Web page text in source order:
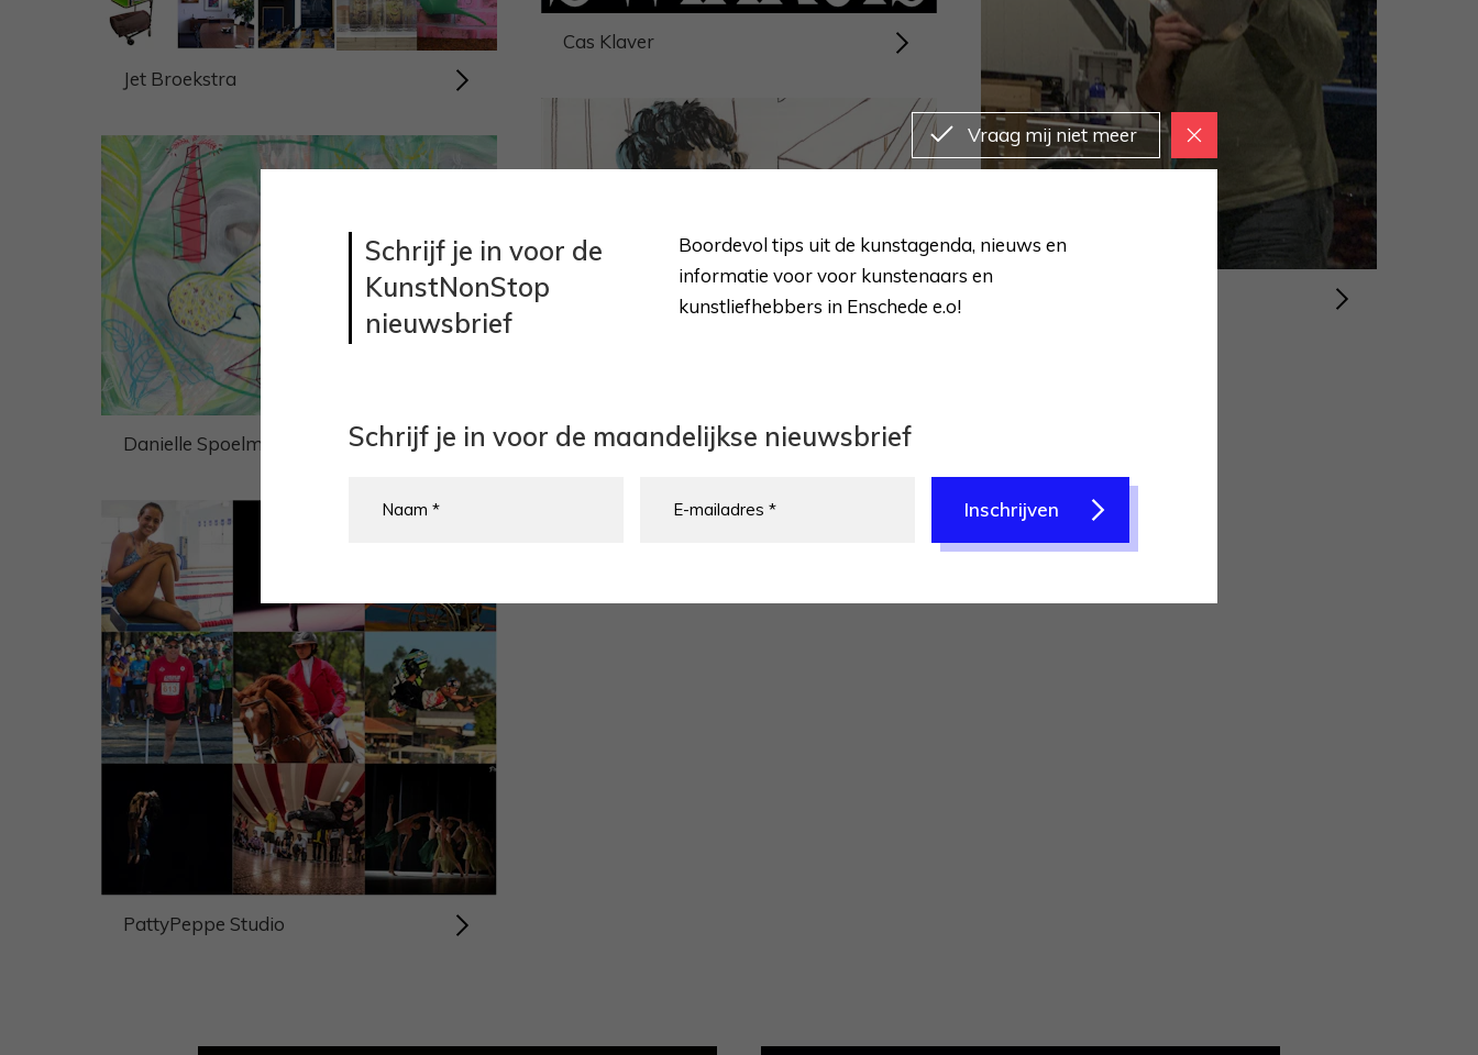
Jet Broekstra
Cas Klaver
Danielle Spoelman
PattyPeppe Studio
Schrijf je in voor de
KunstNonStop
nieuwsbrief
Boordevol tips uit de kunstagenda, nieuws en
informatie voor voor kunstenaars en
kunstliefhebbers in Enschede e.o!
Schrijf je in voor de maandelijkse nieuwsbrief
Inschrijven
Vraag mij niet meer